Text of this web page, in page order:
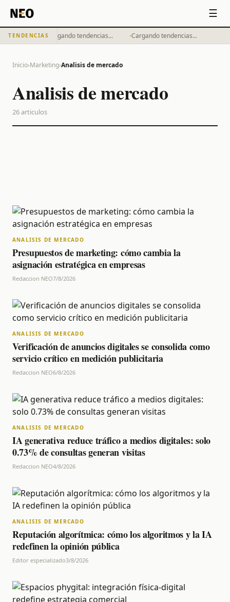
☰
TENDENCIAS
·Cargando tendencias... ·Cargando tendencias...
Inicio›Marketing›Analisis de mercado
Analisis de mercado
26articulos
ANALISIS DE MERCADO
Presupuestos de marketing: cómo cambia la
asignación estratégica en empresas
Redaccion NEO7/8/2026
ANALISIS DE MERCADO
Verificación de anuncios digitales se consolida como
servicio crítico en medición publicitaria
Redaccion NEO6/8/2026
ANALISIS DE MERCADO
IA generativa reduce tráfico a medios digitales: solo
0.73% de consultas generan visitas
Redaccion NEO4/8/2026
ANALISIS DE MERCADO
Reputación algorítmica: cómo los algoritmos y la IA
redefinen la opinión pública
Editor especializado3/8/2026